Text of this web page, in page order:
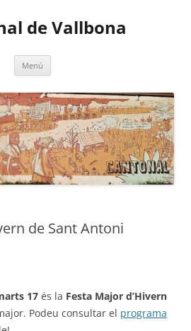
de Vallbona
Menú
de Sant Antoni
17 és la Festa Major d’Hivern
Podeu consultar el programa